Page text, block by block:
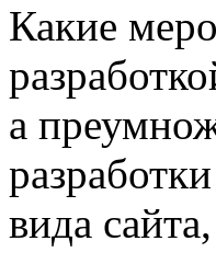
Какие
а
вида